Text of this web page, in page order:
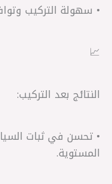
• سهولة التركيب
📈
النتائج بعد التركيب:
• تحسن في ثبات
المستوية.